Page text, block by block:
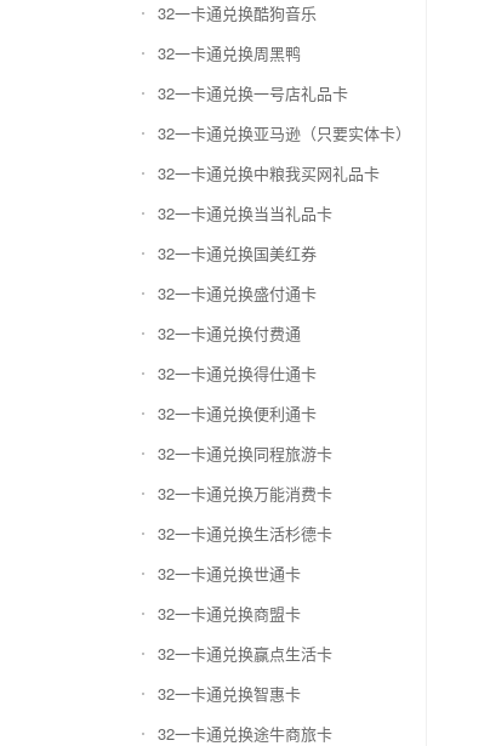
32一卡通兑换酷狗音乐
32一卡通兑换周黑鸭
32一卡通兑换一号店礼品卡
32一卡通兑换亚马逊（只要实体卡）
32一卡通兑换中粮我买网礼品卡
32一卡通兑换当当礼品卡
32一卡通兑换国美红券
32一卡通兑换盛付通卡
32一卡通兑换付费通
32一卡通兑换得仕通卡
32一卡通兑换便利通卡
32一卡通兑换同程旅游卡
32一卡通兑换万能消费卡
32一卡通兑换生活杉德卡
32一卡通兑换世通卡
32一卡通兑换商盟卡
32一卡通兑换赢点生活卡
32一卡通兑换智惠卡
32一卡通兑换途牛商旅卡